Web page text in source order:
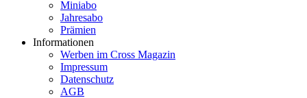
Miniabo
Jahresabo
Prämien
Informationen
Werben im Cross Magazin
Impressum
Datenschutz
AGB